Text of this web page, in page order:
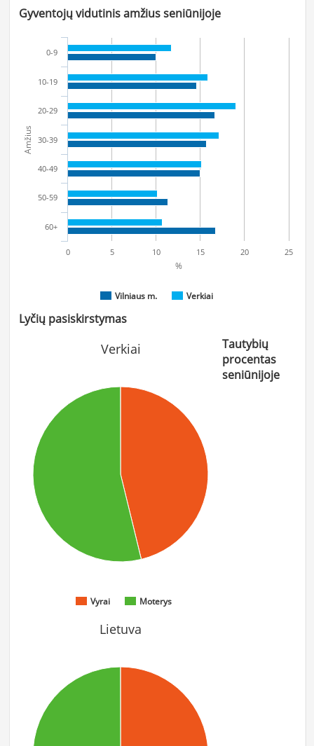
Gyventojų vidutinis amžius seniūnijoje
Amžius
%
Vilniaus m. Verkiai
0-9
10-19
20-29
30-39
40-49
50-59
60+
0 5 10 15 20 25
Lyčių pasiskirstymas
Verkiai
Vyrai Moterys
Lietuva
Tautybių
procentas
seniūnijoje